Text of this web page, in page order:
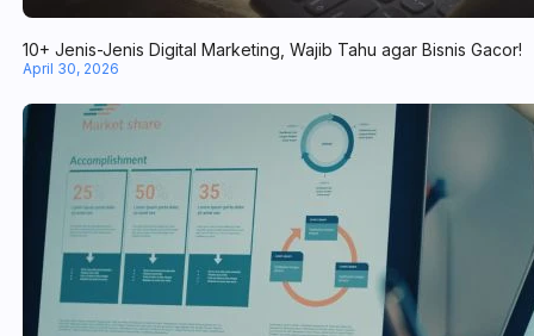
10+ Jenis-Jenis Digital Marketing, Wajib Tahu agar Bisnis Gacor!
April 30, 2026